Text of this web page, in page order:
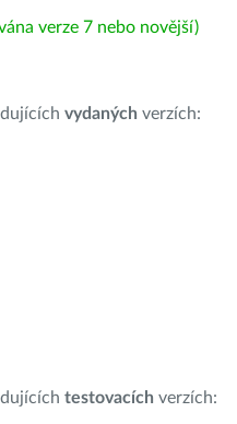
verze 7 nebo novější)
vydaných verzích:
testovacích verzích: